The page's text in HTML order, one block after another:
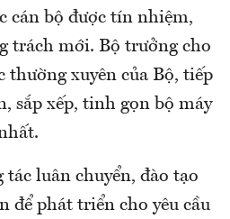
cán bộ được tín nhiệm,
trách mới. Bộ trưởng cho
thường xuyên của Bộ, tiếp
sắp xếp, tinh gọn bộ máy
luân chuyển, đào tạo
để phát triển cho yêu cầu